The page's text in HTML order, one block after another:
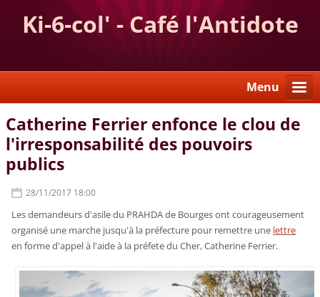
Ki-6-col' - Café l'Antidote
Menu
Catherine Ferrier enfonce le clou de
l'irresponsabilité des pouvoirs
publics
28/11/2017 18:00
Les demandeurs d'asile du PRAHDA de Bourges ont courageusement
organisé une marche jusqu'à la préfecture pour remettre une lettre
en forme d'appel à l'aide à la préfete du Cher, Catherine Ferrier.